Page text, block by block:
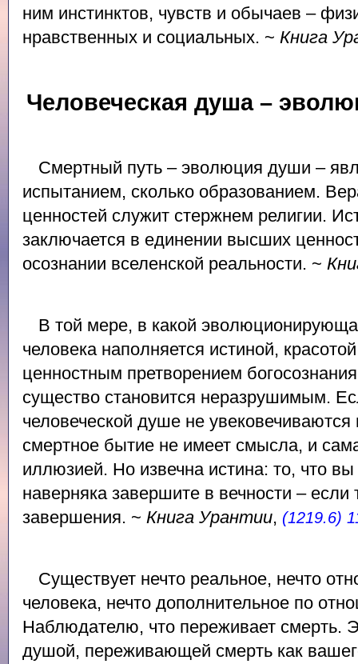
ним инстинктов, чувств и обычаев –
нравственных и социальных. ~ Книга
Человеческая душа –
Смертный путь – эволюция души –
испытанием, сколько образованием.
ценностей служит стержнем религии.
заключается в единении высших
осознании вселенской реальности. ~
В той мере, в какой
человека наполняется истиной,
ценностным претворением
существо становится неразрушимым.
человеческой душе не
смертное бытие не имеет смысла, и
иллюзией. Но извечна истина: то, что
наверняка завершите в вечности – если
завершения. ~ Книга Урантии, (1219.6)
Существует нечто реальное, нечто
человека, нечто дополнительное по
Наблюдателю, что переживает смерть.
душой, переживающей смерть как